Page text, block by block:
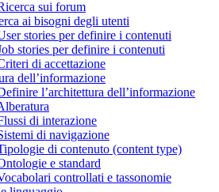
sui forum
ai bisogni degli utenti
stories per definire i contenuti
stories per definire i contenuti
di accettazione
dell’informazione
l’architettura dell’informazione
di interazione
di navigazione
di contenuto (content type)
e standard
controllati e tassonomie